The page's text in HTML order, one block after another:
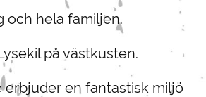
och hela familjen.
på västkusten.
erbjuder en fantastisk miljö